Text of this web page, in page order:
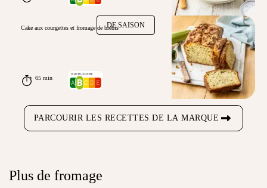
DE SAISON
Cake aux courgettes et fromage de brebis
65 min
PARCOURIR LES RECETTES DE LA MARQUE
Plus de fromage